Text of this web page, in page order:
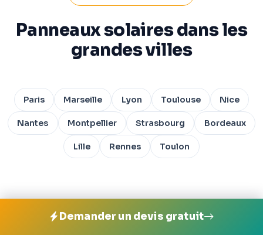
Panneaux solaires dans les
grandes villes
Paris Marseille Lyon Toulouse Nice
Nantes Montpellier Strasbourg Bordeaux
Lille Rennes Toulon
Demander un devis gratuit